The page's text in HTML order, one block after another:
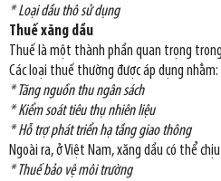
* Loại dầu thô sử dụng
Thuế xăng dầu
Thuế là một thành phần quan trọng
Các loại thuế thường được áp dụng nhằm:
* Tăng nguồn thu ngân sách
* Kiểm soát tiêu thụ nhiên liệu
* Hỗ trợ phát triển hạ tầng giao thông
Ngoài ra, ở Việt Nam, xăng dầu có thể
* Thuế bảo vệ môi trường